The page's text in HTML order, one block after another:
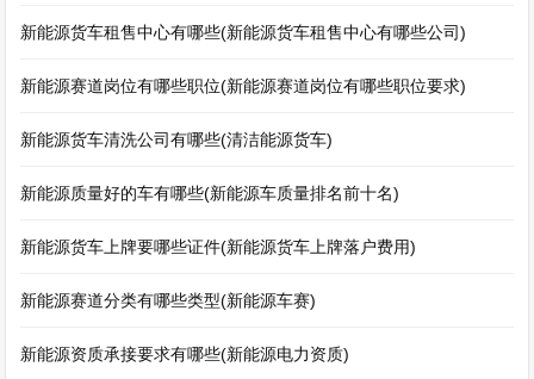
新能源货车租售中心有哪些(新能源货车租售中心有哪些公司)
新能源赛道岗位有哪些职位(新能源赛道岗位有哪些职位要求)
新能源货车清洗公司有哪些(清洁能源货车)
新能源质量好的车有哪些(新能源车质量排名前十名)
新能源货车上牌要哪些证件(新能源货车上牌落户费用)
新能源赛道分类有哪些类型(新能源车赛)
新能源资质承接要求有哪些(新能源电力资质)